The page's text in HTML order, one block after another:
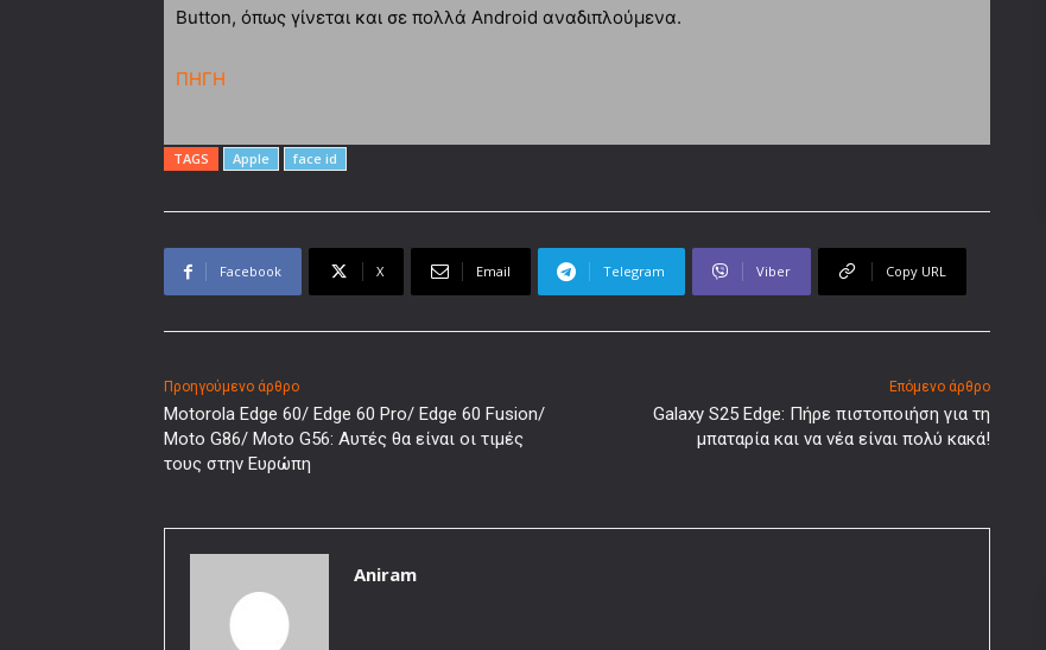
Button, όπως γίνεται και σε πολλά Android αναδιπλούμενα.
ΠΗΓΗ
TAGS Apple face id
Facebook X Email Telegram Viber Copy URL
Προηγούμενο άρθρο
Motorola Edge 60/ Edge 60 Pro/ Edge 60 Fusion/
Moto G86/ Moto G56: Αυτές θα είναι οι τιμές
τους στην Ευρώπη
Επόμενο άρθρο
Galaxy S25 Edge: Πήρε πιστοποιήση για τη
μπαταρία και να νέα είναι πολύ κακά!
Aniram